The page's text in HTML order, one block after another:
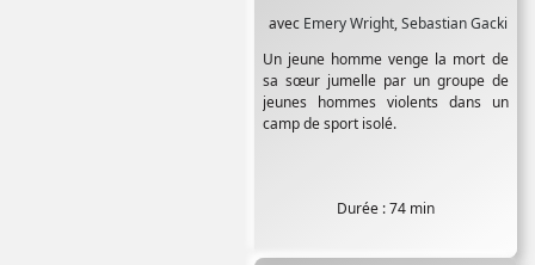
avec Emery Wright,Sebastian Gacki
Un jeune homme venge la mort de
sa sœur jumelle par un groupe de
jeunes hommes violents dans un
camp de sport isolé.
Durée : 74 min